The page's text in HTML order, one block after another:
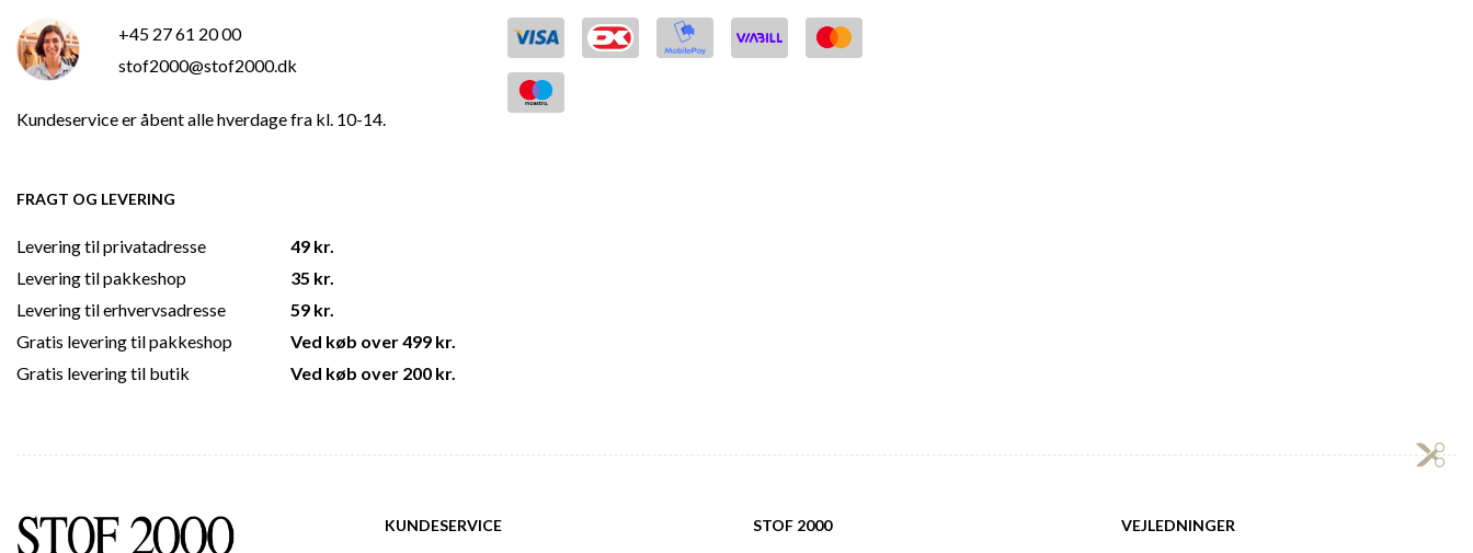
+45 27 61 20 00
stof2000@stof2000.dk
Kundeservice er åbent alle hverdage fra kl. 10-14.
FRAGT OG LEVERING
Levering til privatadresse
Levering til pakkeshop
Levering til erhvervsadresse
Gratis levering til pakkeshop
Gratis levering til butik
49 kr.
35 kr.
59 kr.
Ved køb over 499 kr.
Ved køb over 200 kr.
KUNDESERVICE STOF 2000 VEJLEDNINGER